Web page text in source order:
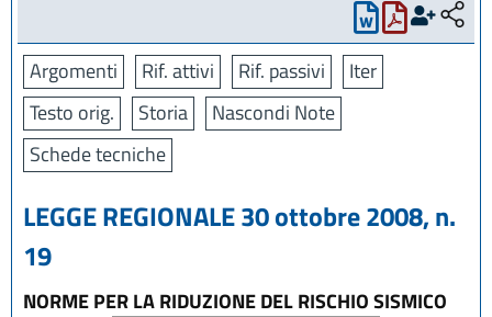
Argomenti Rif. attivi Rif. passivi
Iter
Testo orig.
Storia
Nascondi Note
Schede tecniche
LEGGE REGIONALE 30 ottobre 2008, n.
19
NORME PER LA RIDUZIONE DEL RISCHIO SISMICO